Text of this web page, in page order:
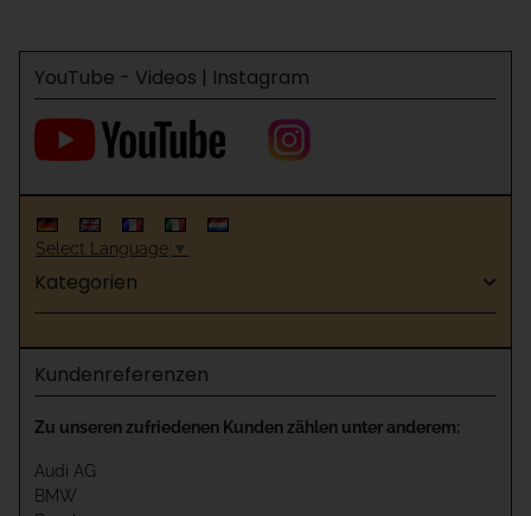
YouTube - Videos | Instagram
Select Language ▼
Kategorien
Kundenreferenzen
Zu unseren zufriedenen Kunden zählen unter anderem:
Audi AG
BMW